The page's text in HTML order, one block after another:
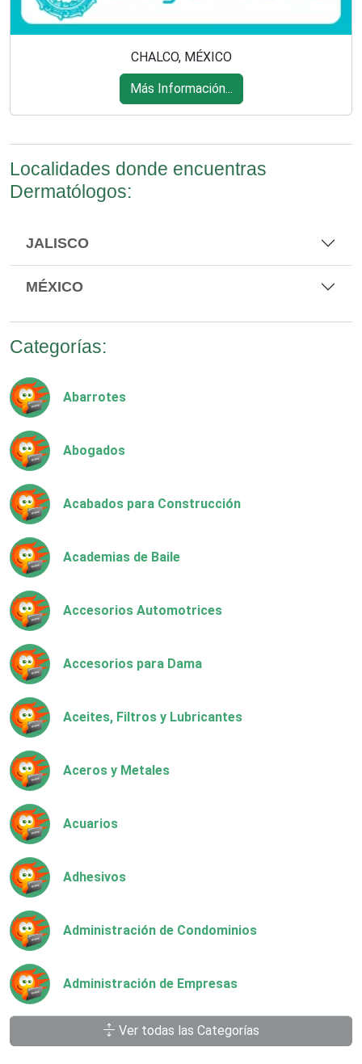
CHALCO, MÉXICO
Más Información...
Localidades donde encuentras
Dermatólogos:
JALISCO
MÉXICO
Categorías:
Abarrotes
Abogados
Acabados para Construcción
Academias de Baile
Accesorios Automotrices
Accesorios para Dama
Aceites, Filtros y Lubricantes
Aceros y Metales
Acuarios
Adhesivos
Administración de Condominios
Administración de Empresas
Agencias Aduanales
Ver todas las Categorías